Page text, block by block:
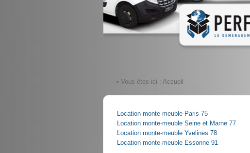
• Vous êtes ici : Accueil
Location monte-meuble Paris 75
Location monte-meuble Seine et Marne 77
Location monte-meuble Yvelines 78
Location monte-meuble Essonne 91